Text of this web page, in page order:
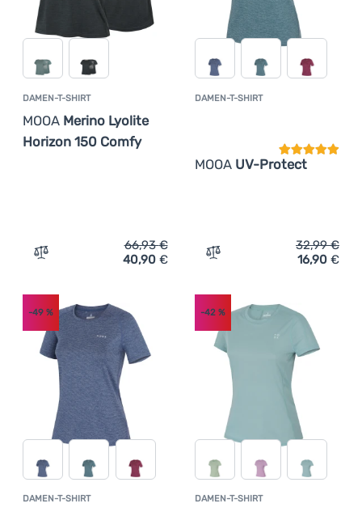
DAMEN-T-SHIRT
MOOA Merino Lyolite
Horizon 150 Comfy
Zum Vergleich 'Damen-T-Shirt MOOA Merino Lyolite
66,93€
40,90 €
DAMEN-T-SHIRT
MOOA UV-Protect
Zum Vergleich 'Damen-
32,99€
16,90 €
DAMEN-T-SHIRT Kundenbewertung
-49 %
DAMEN-T-SHIRT
-42%